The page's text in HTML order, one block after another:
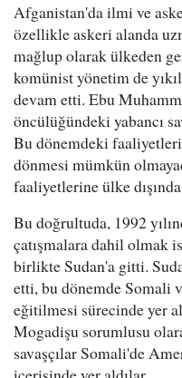
Afganistan'da ilmi ve
özellikle askeri alanda
mağlup olarak ülkeden
komünist yönetim de
devam etti. Ebu
öncülüğündeki yabancı
Bu dönemdeki
dönmesi mümkün
faaliyetlerine ülke
Bu doğrultuda, 1992
çatışmalara dahil olmak
birlikte Sudan'a gitti.
etti, bu dönemde Somali
eğitilmesi sürecinde yer
Mogadişu sorumlusu
savaşçılar Somali'de